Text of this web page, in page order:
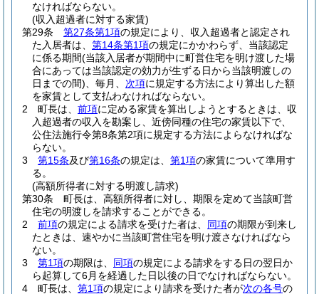
なければならない。
(収入超過者に対する家賃)
第29条
第27条第1項の規定により、収入超過者と認定され
た入居者は、 第14条第1項の規定にかかわらず、当該認定
に係る期間(当該入居者が期間中に町営住宅を明け渡した場
合にあっては当該認定の効力が生ずる日から当該明渡しの
日までの間) 、毎月、 次項に規定する方法により算出した額
を家賃として支払わなければならない。
2
町長は、 前項に定める家賃を算出しようとするときは、収
入超過者の収入を勘案し、近傍同種の住宅の家賃以下で、
公住法施行令第8条第2項に規定する方法によらなければな
らない。
3
第15条及び第16条の規定は、 第1項の家賃について準用す
る。
(高額所得者に対する明渡し請求)
第30条
町長は、高額所得者に対し、期限を定めて当該町営
住宅の明渡しを請求することができる。
2
前項の規定による請求を受けた者は、 同項の期限が到来し
たときは、速やかに当該町営住宅を明け渡さなければなら
ない。
3
第1項の期限は、 同項の規定による請求をする日の翌日か
ら起算して6月を経過した日以後の日でなければならない。
4
町長は、 第1項の規定により請求を受けた者が次の各号の